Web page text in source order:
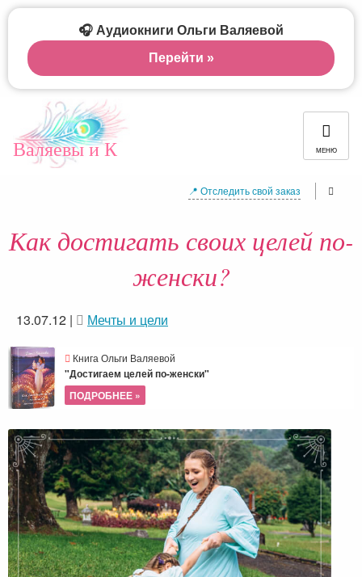
Валяевы и К МЕНЮ
📍 Отследить свой заказ
Как достигать своих целей по-
женски?
13.07.12 | Мечты и цели
Книга Ольги Валяевой
"Достигаем целей по-женски"
ПОДРОБНЕЕ »
🎧 Аудиокниги Ольги Валяевой
Перейти »